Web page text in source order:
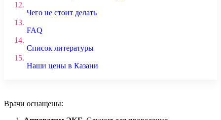
12.
Чего не стоит делать
13.
FAQ
14.
Список литературы
15.
Наши цены в Казани
Врачи оснащены: